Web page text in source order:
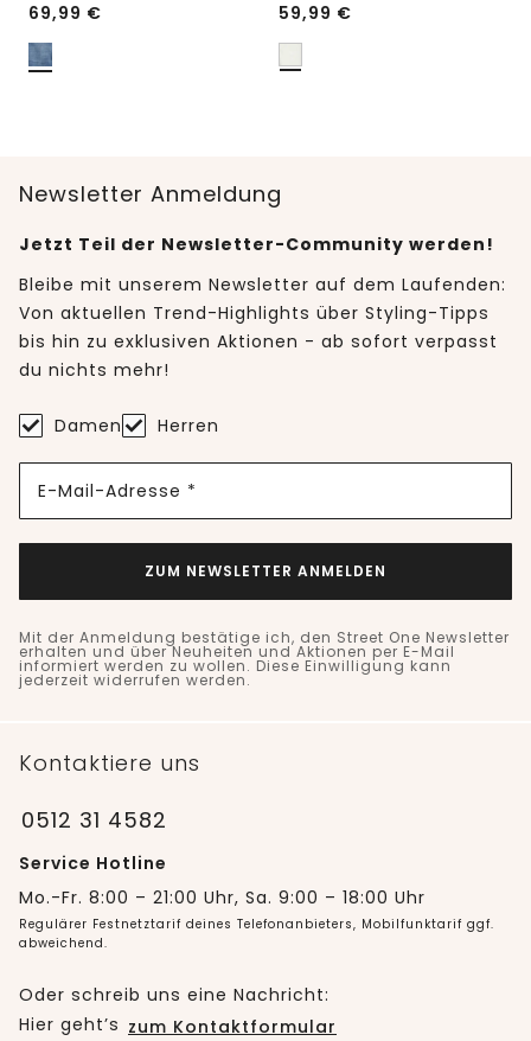
69,99 € 59,99 €
Newsletter Anmeldung
Jetzt Teil der Newsletter-Community werden!
Bleibe mit unserem Newsletter auf dem Laufenden:
Von aktuellen Trend-Highlights über Styling-Tipps
bis hin zu exklusiven Aktionen - ab sofort verpasst
du nichts mehr!
Damen Herren
E-Mail-Adresse *
ZUM NEWSLETTER ANMELDEN
Mit der Anmeldung bestätige ich, den Street One Newsletter
erhalten und über Neuheiten und Aktionen per E-Mail
informiert werden zu wollen. Diese Einwilligung kann
jederzeit widerrufen werden.
Kontaktiere uns
0512 31 4582
Service Hotline
Mo.-Fr. 8:00 – 21:00 Uhr, Sa. 9:00 – 18:00 Uhr
Regulärer Festnetztarif deines Telefonanbieters, Mobilfunktarif ggf.
abweichend.
Oder schreib uns eine Nachricht:
Hier geht’s zum Kontaktformular